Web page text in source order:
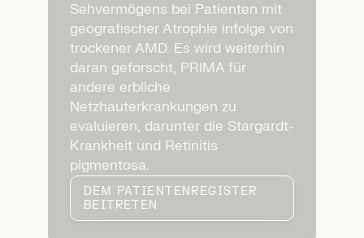
Sehvermögens bei Patienten mit
geografischer Atrophie infolge von
trockener AMD. Es wird weiterhin
daran geforscht, PRIMA für
andere erbliche
Netzhauterkrankungen zu
evaluieren, darunter die Stargardt-
Krankheit und Retinitis
pigmentosa.
DEM PATIENTENREGISTER
BEITRETEN